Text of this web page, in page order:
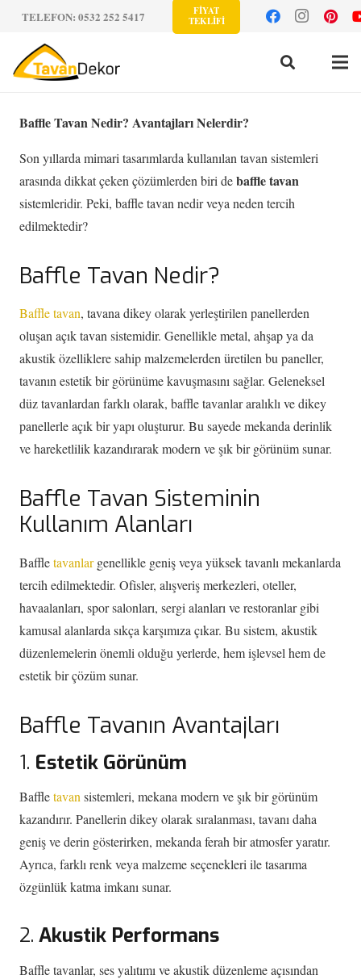
TELEFON: 0532 252 5417
FİYAT
TEKLİFİ
Baffle Tavan Nedir? Avantajları Nelerdir?
Son yıllarda mimari tasarımlarda kullanılan tavan sistemleri
arasında dikkat çeken çözümlerden biri debaffle tavan
sistemleridir. Peki, baffle tavan nedir veya neden tercih
edilmektedir?
Baffle Tavan Nedir?
Baffle tavan, tavana dikey olarak yerleştirilen panellerden
oluşan açık tavan sistemidir. Genellikle metal, ahşap ya da
akustik özelliklere sahip malzemelerden üretilen bu paneller,
tavanın estetik bir görünüme kavuşmasını sağlar. Geleneksel
düz tavanlardan farklı olarak, baffle tavanlar aralıklı ve dikey
panellerle açık bir yapı oluşturur. Bu sayede mekanda derinlik
ve hareketlilik kazandırarak modern ve şık bir görünüm sunar.
Baffle Tavan Sisteminin
Kullanım Alanları
Baffletavanlargenellikle geniş veya yüksek tavanlı mekanlarda
tercih edilmektedir. Ofisler, alışveriş merkezleri, oteller,
havaalanları, spor salonları, sergi alanları ve restoranlar gibi
kamusal alanlarda sıkça karşımıza çıkar. Bu sistem, akustik
düzenlemelerin önemli olduğu yerlerde, hem işlevsel hem de
estetik bir çözüm sunar.
Baffle Tavanın Avantajları
1. Estetik Görünüm
Baffletavansistemleri, mekana modern ve şık bir görünüm
kazandırır. Panellerin dikey olarak sıralanması, tavanı daha
geniş ve derin gösterirken, mekanda ferah bir atmosfer yaratır.
Ayrıca, farklı renk veya malzeme seçenekleri ile tasarıma
özgünlük katma imkanı sunar.
2. Akustik Performans
Baffle tavanlar, ses yalıtımı ve akustik düzenleme açısından